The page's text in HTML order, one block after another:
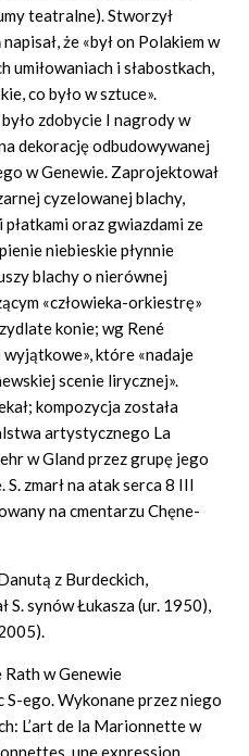
teatralne). Stworzył
że «był on Polakiem w
umiłowaniach i słabostkach,
co było w sztuce».
zdobycie I nagrody w
dekorację odbudowywanej
w Genewie. Zaprojektował
cyzelowanej blachy,
oraz gwiazdami ze
niebieskie płynnie
blachy o nierównej
«człowieka-orkiestrę»
konie; wg René
wyjątkowe», które «nadaje
scenie lirycznej».
kompozycja została
artystycznego La
w Gland przez grupę jego
zmarł na atak serca 8 III
na cmentarzu Chęne-
z Burdeckich,
synów Łukasza (ur. 1950),
Rath w Genewie
ego. Wykonane przez niego
L’art de la Marionnette w
une expression